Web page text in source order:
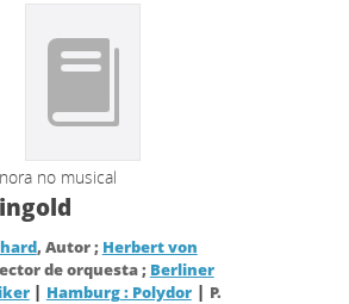
no musical
, Autor ; Herbert von
de orquesta ; Berliner
| Hamburg : Polydor| P.